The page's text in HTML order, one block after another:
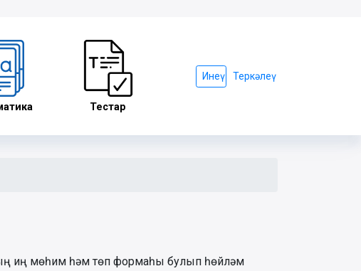
Тестар
Инеү Теркәлеү
иң мөһим һәм төп формаһы булып һөйләм